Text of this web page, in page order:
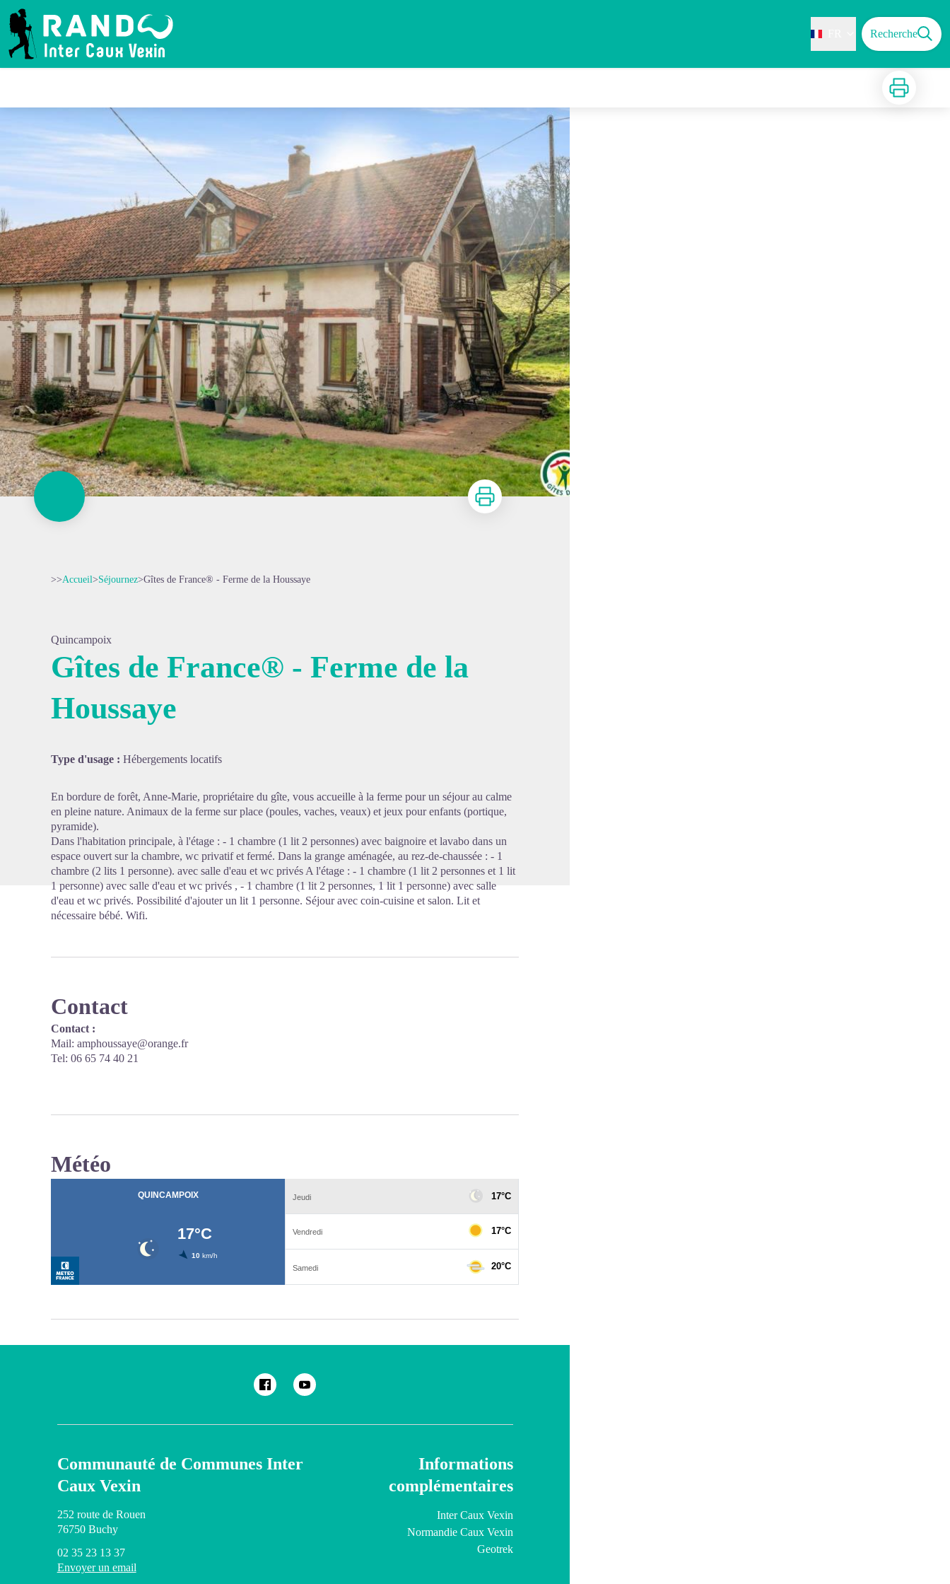
RANDO INTER CAUX VEXIN Recherche
Imprimer
Imprimer
>>Accueil>Séjournez>Gîtes de France® - Ferme de la Houssaye
Quincampoix
Gîtes de France® - Ferme de la
Houssaye
Type d'usage : Hébergements locatifs
En bordure de forêt, Anne-Marie, propriétaire du gîte, vous accueille à la ferme pour un séjour au calme
en pleine nature. Animaux de la ferme sur place (poules, vaches, veaux) et jeux pour enfants (portique,
pyramide).
Dans l'habitation principale, à l'étage : - 1 chambre (1 lit 2 personnes) avec baignoire et lavabo dans un
espace ouvert sur la chambre, wc privatif et fermé. Dans la grange aménagée, au rez-de-chaussée : - 1
chambre (2 lits 1 personne). avec salle d'eau et wc privés A l'étage : - 1 chambre (1 lit 2 personnes et 1 lit
1 personne) avec salle d'eau et wc privés , - 1 chambre (1 lit 2 personnes, 1 lit 1 personne) avec salle
d'eau et wc privés. Possibilité d'ajouter un lit 1 personne. Séjour avec coin-cuisine et salon. Lit et
nécessaire bébé. Wifi.
Contact
Contact :
Mail: amphoussaye@orange.fr
Tel: 06 65 74 40 21
Météo
Communauté de Communes Inter
Caux Vexin
252 route de Rouen
76750 Buchy
02 35 23 13 37
Envoyer un email
Informations
complémentaires
Inter Caux Vexin
Normandie Caux Vexin
Geotrek